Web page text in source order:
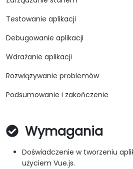
Testowanie aplikacji
Debugowanie aplikacji
Wdrażanie aplikacji
Rozwiązywanie problemów
Podsumowanie i zakończenie
Wymagania
Doświadczenie w tworzeniu
użyciem Vue.js.